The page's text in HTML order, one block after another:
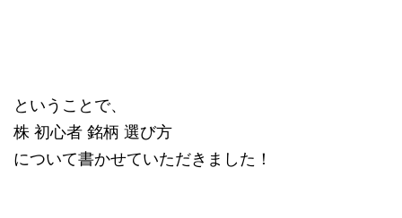
ということで、
株 初心者 銘柄 選び方
について書かせていただきました！